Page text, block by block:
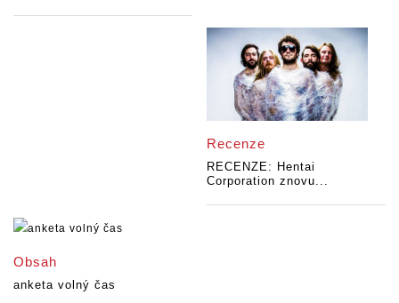
Recenze
RECENZE: Hentai
Corporation znovu...
Obsah
anketa volný čas